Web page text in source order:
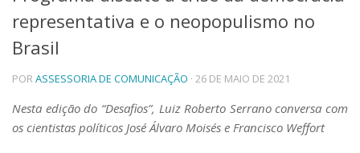
Telefones e Mapas
Pessoas
Ensino
Graduação
Educação a distância
Cursos de Extensão
representativa e o neopopulismo no
Brasil
PORASSESSORIA DE COMUNICAÇÃO · 26 DE MAIO DE 2021
Nesta edição do “Desafios”, Luiz Roberto Serrano conversa com
os cientistas políticos José Álvaro Moisés e Francisco Weffort